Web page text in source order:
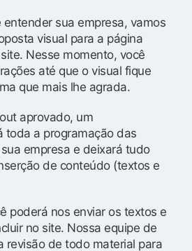
entender sua empresa, vamos
visual para a página
Nesse momento, você
até que o visual fique
que mais lhe agrada.
aprovado, um
toda a programação das
empresa e deixará tudo
de conteúdo (textos e
poderá nos enviar os textos e
no site. Nossa equipe de
revisão de todo material para